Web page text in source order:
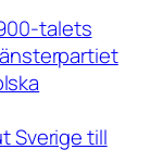
talets
Sverige till